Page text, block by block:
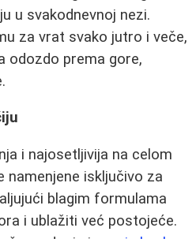
u svakodnevnoj nezi.
za vrat svako jutro i veče,
odozdo prema gore,
i najosetljivija na celom
namenjene isključivo za
blagim formulama
i ublažiti već postojeće.